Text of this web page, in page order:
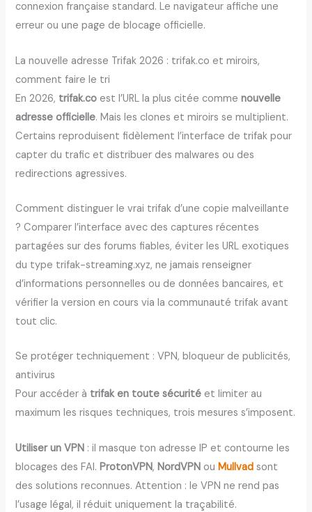
connexion française standard. Le navigateur affiche une
erreur ou une page de blocage officielle.
La nouvelle adresse Trifak 2026 : trifak.co et miroirs,
comment faire le tri
En 2026, trifak.co est l’URL la plus citée commenouvelle
adresse officielle. Mais les clones et miroirs se multiplient.
Certains reproduisent fidèlement l’interface de trifak pour
capter du trafic et distribuer des malwares ou des
redirections agressives.
Comment distinguer le vrai trifak d’une copie malveillante
? Comparer l’interface avec des captures récentes
partagées sur des forums fiables, éviter les URL exotiques
du type trifak-streaming.xyz, ne jamais renseigner
d’informations personnelles ou de données bancaires, et
vérifier la version en cours via la communauté trifak avant
tout clic.
Se protéger techniquement : VPN, bloqueur de publicités,
antivirus
Pour accéder à trifak en toute sécurité et limiter au
maximum les risques techniques, trois mesures s’imposent.
Utiliser un VPN : il masque ton adresse IP et contourne les
blocages des FAI. ProtonVPN, NordVPN ou Mullvadsont
des solutions reconnues. Attention : le VPN ne rend pas
l’usage légal, il réduit uniquement la traçabilité.